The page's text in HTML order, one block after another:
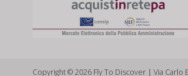
Copyright © 2026 Fly To Discover | Via Carlo